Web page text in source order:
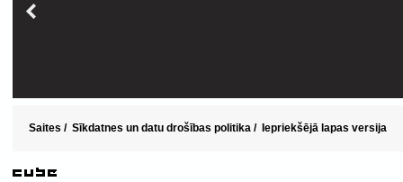
Saites / Sīkdatnes un datu drošības politika / Iepriekšējā lapas versija